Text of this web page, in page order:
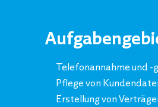
Telefonannahme und -
Pflege von
Erstellung von